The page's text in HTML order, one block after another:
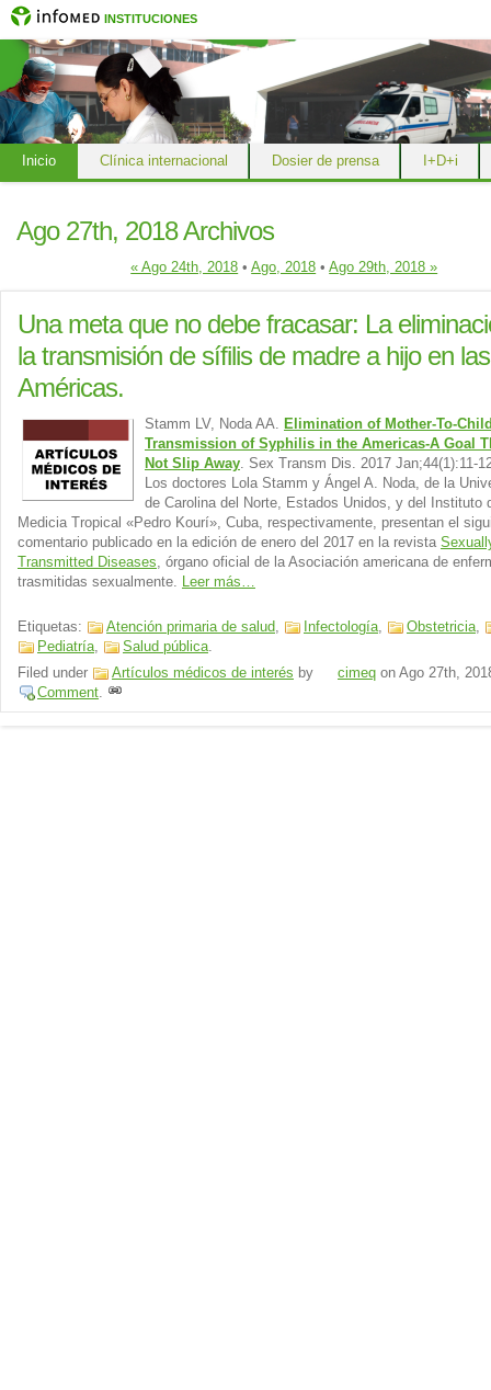
INSTITUCIONES
Inicio Clínica internacional Dosier de prensa I+D+i
Ago 27th, 2018 Archivos
« Ago 24th, 2018 •Ago, 2018 •Ago 29th, 2018 »
Una meta que no debe fracasar: La
la transmisión de sífilis de madre a hijo en las
Américas.
Stamm LV, Noda AA. Elimination of Mother-To-
Transmission of Syphilis in the Americas-A Goal
Not Slip Away. Sex Transm Dis. 2017 Jan;44(1):11-
Los doctores Lola Stamm y Ángel A. Noda, de la
de Carolina del Norte, Estados Unidos, y del Instituto
Medicia Tropical «Pedro Kourí», Cuba, respectivamente, presentan el
comentario publicado en la edición de enero del 2017 en la revista
Transmitted Diseases, órgano oficial de la Asociación americana de
trasmitidas sexualmente. Leer más…
Etiquetas: Atención primaria de salud, Infectología, Obstetricia,
Pediatría, Salud pública.
Filed under
Artículos médicos de interés by cimeq on Ago 27th,
Comment.